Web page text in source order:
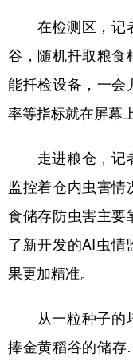
在检测区，记者
谷，随机扦取粮食
能扦检设备，一会
率等指标就在屏幕
走进粮仓，记者
监控着仓内虫害情
食储存防虫害主要
了新开发的AI虫情
果更加精准。
从一粒种子的培
捧金黄稻谷的储